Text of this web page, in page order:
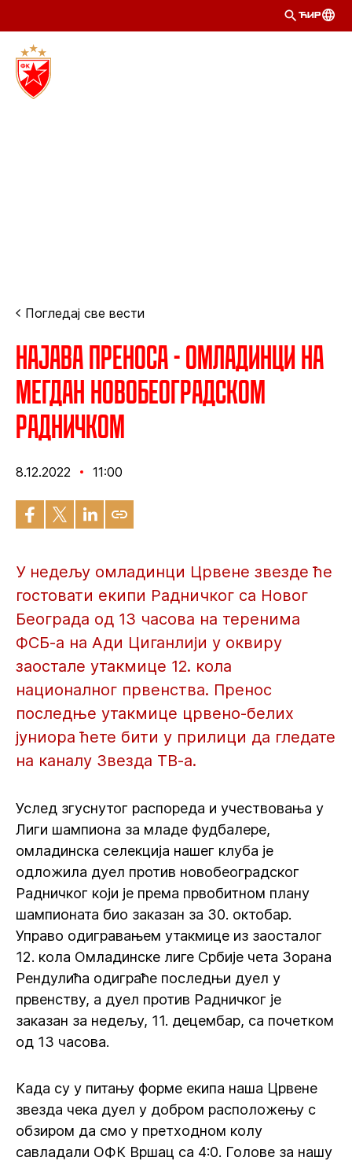
ЋИР
Погледај све вести
Најава преноса - Омладинци на
мегдан новобеоградском
Радничком
8.12.2022 11:00
У недељу омладинци Црвене звезде ће
гостовати екипи Радничког са Новог
Београда од 13 часова на теренима
ФСБ-а на Ади Циганлији у оквиру
заостале утакмице 12. кола
националног првенства. Пренос
последње утакмице црвено-белих
јуниора ћете бити у прилици да гледате
на каналу Звезда ТВ-а.
Услед згуснутог распореда и учествовања у
Лиги шампиона за младе фудбалере,
омладинска селекција нашег клуба је
одложила дуел против новобеоградског
Радничког који је према првобитном плану
шампионата био заказан за 30. октобар.
Управо одигравањем утакмице из заосталог
12. кола Омладинске лиге Србије чета Зорана
Рендулића одиграће последњи дуел у
првенству, а дуел против Радничког је
заказан за недељу, 11. децембар, са почетком
од 13 часова.
Када су у питању форме екипа наша Црвене
звезда чека дуел у добром расположењу с
обзиром да смо у претходном колу
савладали ОФК Вршац са 4:0. Голове за нашу